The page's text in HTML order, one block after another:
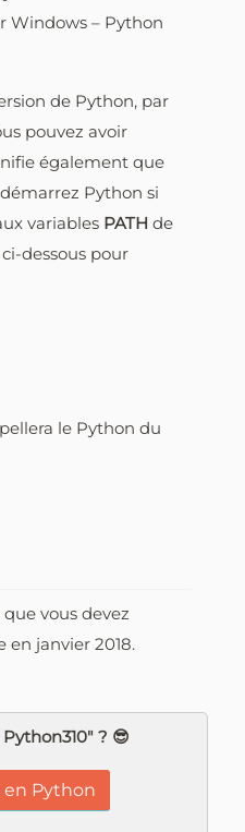
Windows – Python
de Python, par
pouvez avoir
également que
Python si
variables PATH de
dessous pour
le Python du
vous devez
en janvier 2018.
? 😎
Python